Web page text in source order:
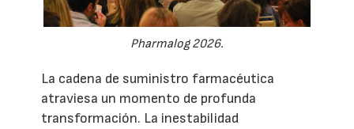
Pharmalog 2026.
La cadena de suministro farmacéutica
atraviesa un momento de profunda
transformación. La inestabilidad